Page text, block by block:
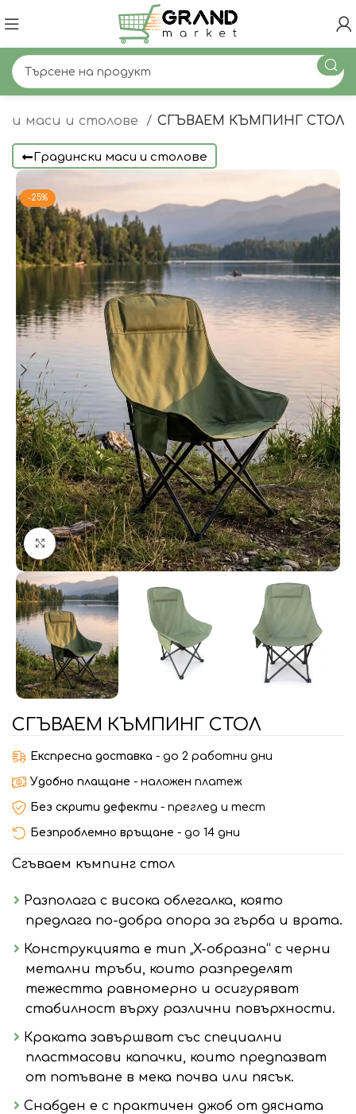
маси и столове СГЪВАЕМ КЪМПИНГ СТОЛ
Градински маси и столове
-25%
Увеличи
СГЪВАЕМ КЪМПИНГ СТОЛ
Експресна доставка - до 2 работни дни
Удобно плащане - наложен платеж
Без скрити дефекти - преглед и тест
Безпроблемно връщане - до 14 дни
Сгъваем къмпинг стол
Разполага с висока облегалка, която
предлага по-добра опора за гърба и врата.
Конструкцията е тип „X-образна“ с черни
метални тръби, които разпределят
тежестта равномерно и осигуряват
стабилност върху различни повърхности.
Краката завършват със специални
пластмасови капачки, които предпазват
от потъване в мека почва или пясък.
Снабден е с практичен джоб от дясната